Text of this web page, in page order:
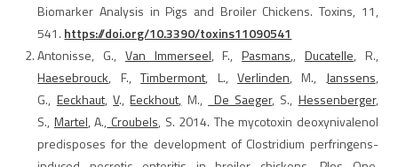
Biomarker Analysis in Pigs and Broiler Chickens. Toxins, 11,
541. https://doi.org/10.3390/toxins11090541
Antonisse, G., Van Immerseel, F.,Pasmans,, Ducatelle, R.,
Haesebrouck, F.,Timbermont, L., Verlinden, M., Janssens,
G., Eeckhaut,V.,Eeckhout, M., De Saeger, S., Hessenberger,
S., Martel,A., Croubels, S. 2014. The mycotoxin deoxynivalenol
predisposes for the development of Clostridium perfringens-